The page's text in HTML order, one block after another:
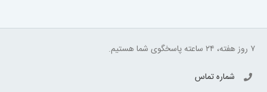
۷ روز هفته، ۲۴ ساعته پاسخگوی شما هستیم.
شماره تماس